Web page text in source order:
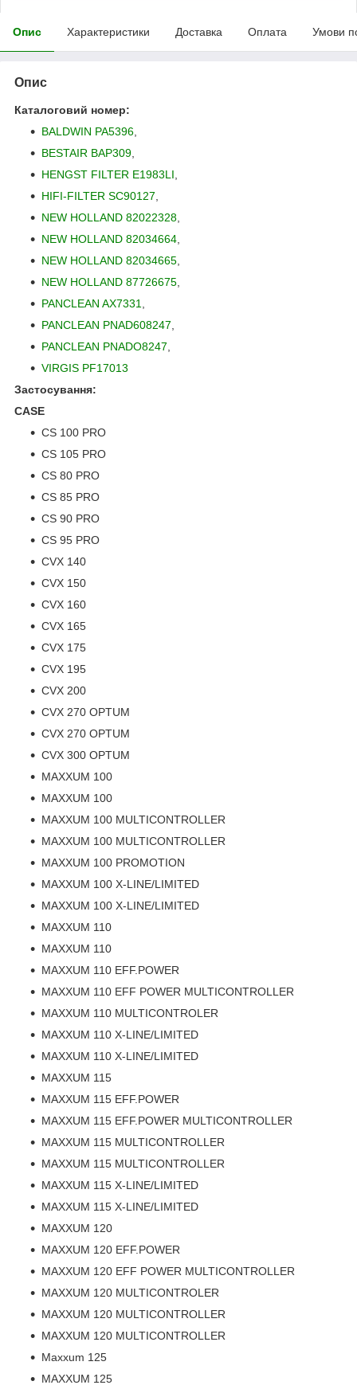
Опис Характеристики Доставка Оплата Умови
Опис
Каталоговий номер:
BALDWIN PA5396
BESTAIR BAP309
HENGST FILTER E1983LI
HIFI-FILTER SC90127
NEW HOLLAND 82022328
NEW HOLLAND 82034664
NEW HOLLAND 82034665
NEW HOLLAND 87726675
PANCLEAN AX7331
PANCLEAN PNAD608247
PANCLEAN PNADO8247
VIRGIS PF17013
Застосування:
CASE
CS 100 PRO
CS 105 PRO
CS 80 PRO
CS 85 PRO
CS 90 PRO
CS 95 PRO
CVX 140
CVX 150
CVX 160
CVX 165
CVX 175
CVX 195
CVX 200
CVX 270 OPTUM
CVX 270 OPTUM
CVX 300 OPTUM
MAXXUM 100
MAXXUM 100
MAXXUM 100 MULTICONTROLLER
MAXXUM 100 MULTICONTROLLER
MAXXUM 100 PROMOTION
MAXXUM 100 X-LINE/LIMITED
MAXXUM 100 X-LINE/LIMITED
MAXXUM 110
MAXXUM 110
MAXXUM 110 EFF.POWER
MAXXUM 110 EFF POWER MULTICONTROLLER
MAXXUM 110 MULTICONTROLER
MAXXUM 110 X-LINE/LIMITED
MAXXUM 110 X-LINE/LIMITED
MAXXUM 115
MAXXUM 115 EFF.POWER
MAXXUM 115 EFF.POWER MULTICONTROLLER
MAXXUM 115 MULTICONTROLLER
MAXXUM 115 MULTICONTROLLER
MAXXUM 115 X-LINE/LIMITED
MAXXUM 115 X-LINE/LIMITED
MAXXUM 120
MAXXUM 120 EFF.POWER
MAXXUM 120 EFF POWER MULTICONTROLLER
MAXXUM 120 MULTICONTROLER
MAXXUM 120 MULTICONTROLLER
MAXXUM 120 MULTICONTROLLER
Maxxum 125
MAXXUM 125